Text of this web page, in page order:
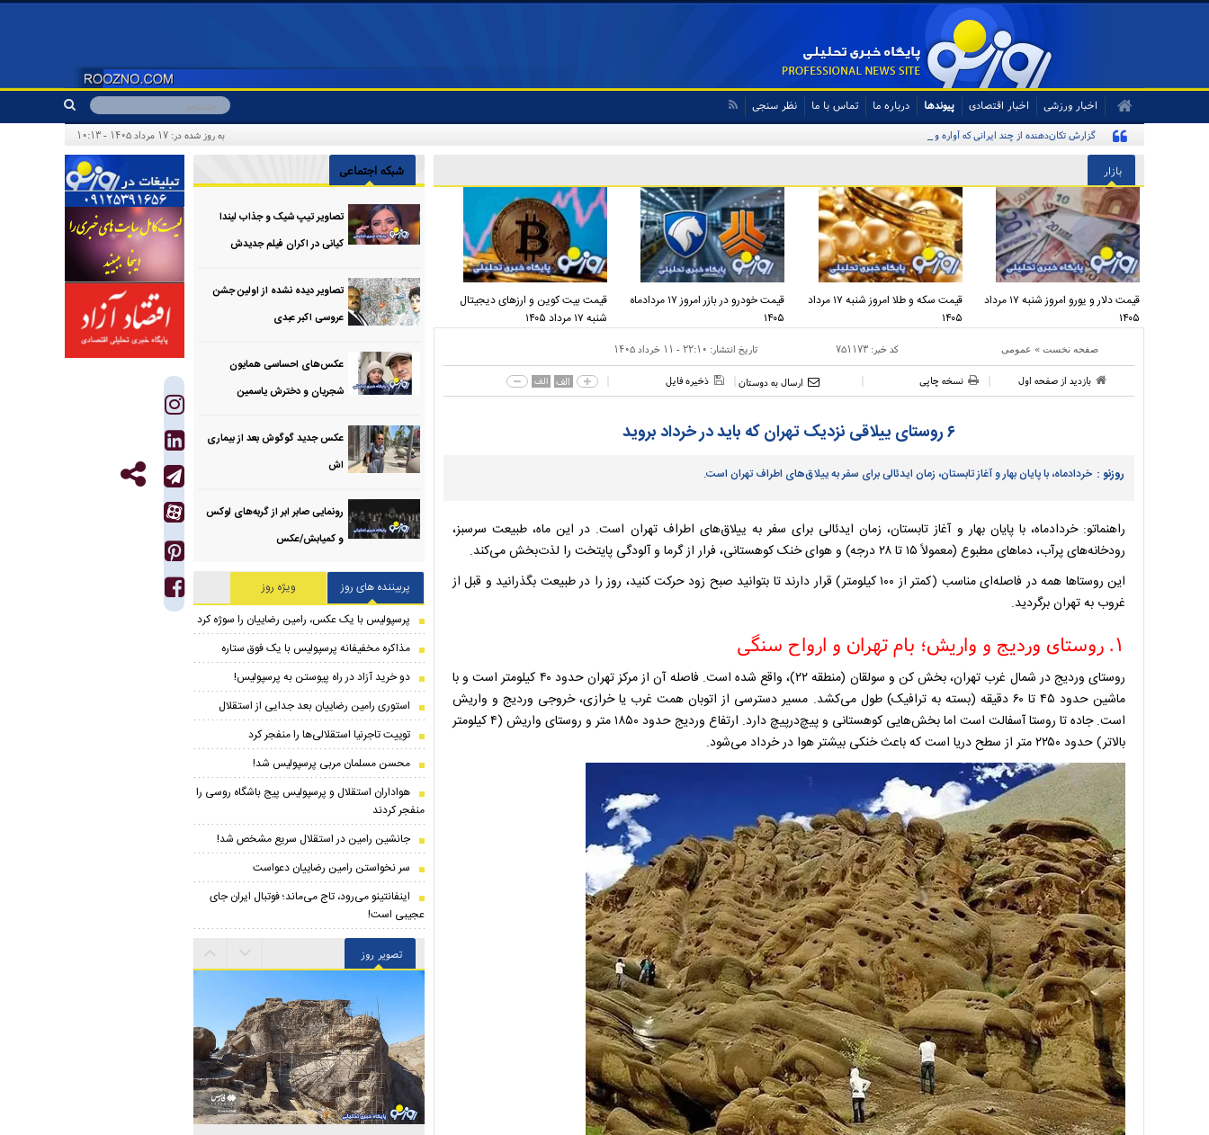
اخبار ورزشی اخبار اقتصادی پیوندها درباره ما تماس با ما نظر سنجی
گزارش تکان‌دهنده از چند ایرانی که آواره و ویران شده‌اند به روز شده در: ۱۷ مرداد ۱۴۰۵ - ۱۰:۱۳
بازار
قیمت دلار و یورو امروز شنبه ۱۷ مرداد
۱۴۰۵
قیمت سکه و طلا امروز شنبه ۱۷ مرداد
۱۴۰۵
قیمت خودرو در بازر امروز ۱۷ مردادماه
۱۴۰۵
قیمت بیت کوین و ارز‌های دیجیتال
شنبه ۱۷ مرداد ۱۴۰۵
صفحه نخست » عمومی کد خبر:۷۵۱۱۷۳ تاریخ انتشار: ۲۲:۱۰ - ۱۱ خرداد ۱۴۰۵
بازدید از صفحه اول نسخه چاپی ارسال به دوستان ذخیره فایل الف الف
۶ روستای ییلاقی نزدیک تهران که باید در خرداد بروید
روزنو : خردادماه، با پایان بهار و آغاز تابستان، زمان ایدئالی برای سفر به ییلاق‌های اطراف تهران است.
راهنماتو: خردادماه، با پایان بهار و آغاز تابستان، زمان ایدئالی برای سفر به ییلاق‌های اطراف تهران است. در این ماه، طبیعت سرسبز،
رودخانه‌های پرآب، دماهای مطبوع (معمولاً ۱۵ تا ۲۸ درجه) و هوای خنک کوهستانی، فرار از گرما و آلودگی پایتخت را لذت‌بخش می‌کند.
این روستاها همه در فاصله‌ای مناسب (کمتر از ۱۰۰ کیلومتر) قرار دارند تا بتوانید صبح زود حرکت کنید، روز را در طبیعت بگذرانید و قبل از
غروب به تهران برگردید.
۱. روستای وردیج و واریش؛ بام تهران و ارواح سنگی
روستای وردیج در شمال غرب تهران، بخش کن و سولقان (منطقه ۲۲)، واقع شده است. فاصله آن از مرکز تهران حدود ۴۰ کیلومتر است و با
ماشین حدود ۴۵ تا ۶۰ دقیقه (بسته به ترافیک) طول می‌کشد. مسیر دسترسی از اتوبان همت غرب یا خرازی، خروجی وردیج و واریش
است. جاده تا روستا آسفالت است اما بخش‌هایی کوهستانی و پیچ‌درپیچ دارد. ارتفاع وردیج حدود ۱۸۵۰ متر و روستای واریش (۴ کیلومتر
بالاتر) حدود ۲۲۵۰ متر از سطح دریا است که باعث خنکی بیشتر هوا در خرداد می‌شود.
شبکه اجتماعی
تصاویر تیپ شیک و جذاب لیندا
کیانی در اکران فیلم جدیدش
تصاویر دیده نشده از اولین جشن
عروسی اکبر عبدی
عکس‌های احساسی همایون
شجریان و دخترش یاسمین
عکس جدید گوگوش بعد از بیماری
اش
رونمایی صابر ابر از گربه‌های لوکس
و کمیابش/عکس
پربیننده های روز
ویژه روز
پرسپولیس با یک عکس، رامین رضاییان را سوژه کرد
مذاکره مخفیفانه پرسپولیس با یک فوق ستاره
دو خرید آزاد در راه پیوستن به پرسپولیس!
استوری رامین رضاییان بعد جدایی از استقلال
توییت تاجرنیا استقلالی‌ها را منفجر کرد
محسن مسلمان مربی پرسپولیس شد!
هواداران استقلال و پرسپولیس پیج باشگاه روسی را
منفجر کردند
جانشین رامین در استقلال سریع مشخص شد!
سر نخواستن رامین رضاییان دعواست
اینفانتینو می‌رود، تاج می‌ماند؛ فوتبال ایران جای
عجیبی است!
تصویر روز